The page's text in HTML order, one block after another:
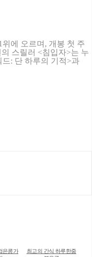
에 오르며, 개봉 첫 주
스릴러 <침입자>는 누
드: 단 하루의 기적>과
은콩가
최고의 간식 하루한줌